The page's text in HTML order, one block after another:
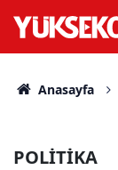
Anasayfa
POLİTİKA